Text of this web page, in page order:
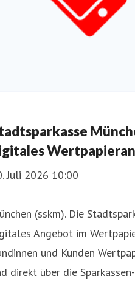
Juli 2026 10:00
(sskm). Die
Angebot im
und Kunden
direkt über die